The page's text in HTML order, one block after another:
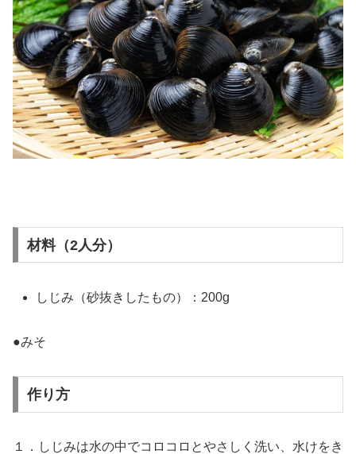
材料（2人分）
しじみ（砂抜きしたもの）：200g
●みそ
作り方
１．しじみは水の中でコロコロとやさしく洗い、水けをき